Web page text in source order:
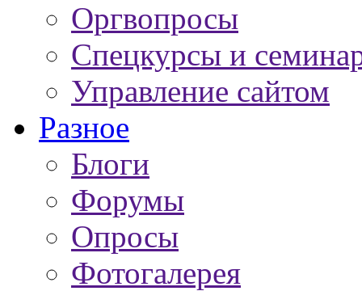
Оргвопросы
Спецкурсы и
Управление сайтом
Разное
Блоги
Форумы
Опросы
Фотогалерея